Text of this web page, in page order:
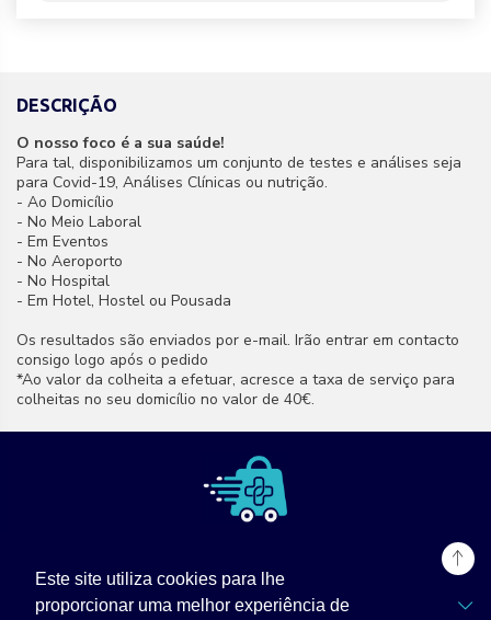
Este site utiliza cookies para lhe
proporcionar uma melhor experiência de
DESCRIÇÃO
O nosso foco é a sua saúde!
Para tal, disponibilizamos um conjunto de testes e análises seja
para Covid-19, Análises Clínicas ou nutrição.
- Ao Domicílio
- No Meio Laboral
- Em Eventos
- No Aeroporto
- No Hospital
- Em Hotel, Hostel ou Pousada
Os resultados são enviados por e-mail. Irão entrar em contacto
consigo logo após o pedido
*Ao valor da colheita a efetuar, acresce a taxa de serviço para
colheitas no seu domicílio no valor de 40€.
TPZ Labs